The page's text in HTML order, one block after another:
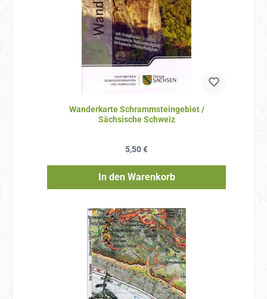
Wanderkarte Schrammsteingebiet /
Sächsische Schweiz
Regulärer Preis:
5,50 €
In den Warenkorb